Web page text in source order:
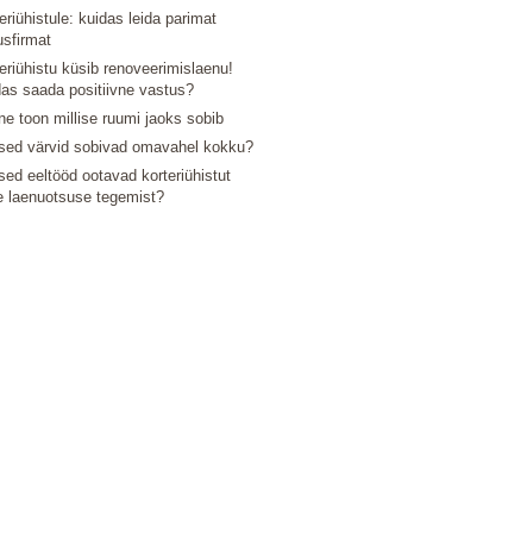
kuidas leida parimat
küsib renoveerimislaenu!
saada positiivne vastus?
toon millise ruumi jaoks sobib
värvid sobivad omavahel kokku?
eeltööd ootavad korteriühistut
laenuotsuse tegemist?